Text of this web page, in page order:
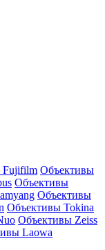
Fujifilm Объективы
Объективы
Объективы
Объективы Tokina
Объективы Zeiss
Laowa